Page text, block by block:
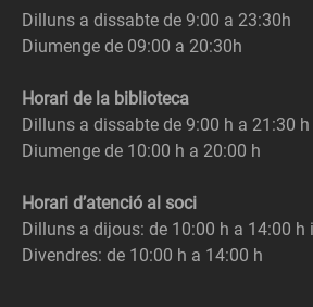
Dilluns a dissabte de 9:00 a 23:30h
Diumenge de 09:00 a 20:30h
Horari de la biblioteca
Dilluns a dissabte de 9:00 h a 21:30 h
Diumenge de 10:00 h a 20:00 h
Horari d’atenció al soci
Dilluns a dijous: de 10:00 h a 14:00 h
Divendres: de 10:00 h a 14:00 h